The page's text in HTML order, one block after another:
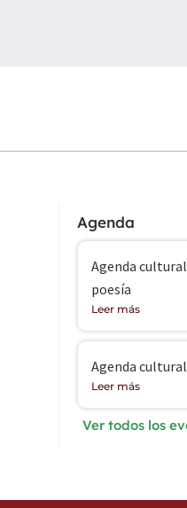
Agenda
Agenda
poesía
Leer más
Agenda
Leer más
Ver todos los